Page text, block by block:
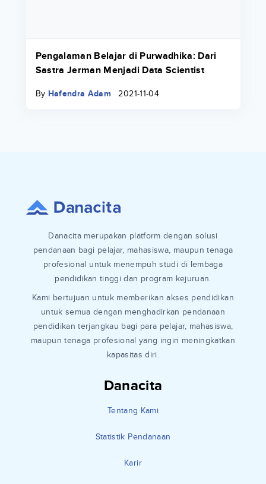
Pengalaman Belajar di Purwadhika: Dari
Sastra Jerman Menjadi Data Scientist
By Hafendra Adam 2021-11-04
Danacita
Tentang Kami
Statistik Pendanaan
Karir
Danacita merupakan platform dengan solusi
pendanaan bagi pelajar, mahasiswa, maupun tenaga
profesional untuk menempuh studi di lembaga
pendidikan tinggi dan program kejuruan.
Kami bertujuan untuk memberikan akses pendidikan
untuk semua dengan menghadirkan pendanaan
pendidikan terjangkau bagi para pelajar, mahasiswa,
maupun tenaga profesional yang ingin meningkatkan
kapasitas diri.